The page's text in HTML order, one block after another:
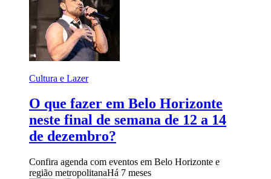
Cultura e Lazer
O que fazer em Belo Horizonte
neste final de semana de 12 a 14
de dezembro?
Confira agenda com eventos em Belo Horizonte e
região metropolitanaHá 7 meses